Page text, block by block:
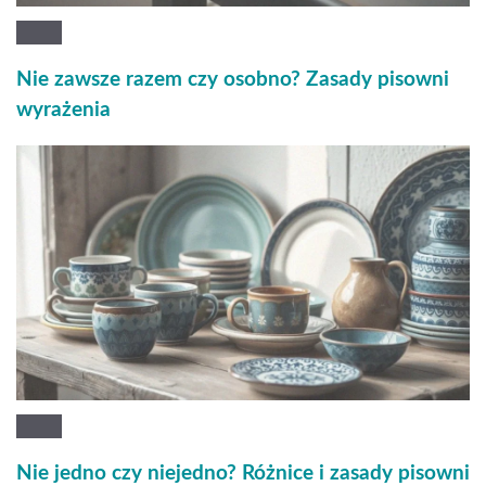
Nie zawsze razem czy osobno? Zasady pisowni
wyrażenia
Nie jedno czy niejedno? Różnice i zasady pisowni